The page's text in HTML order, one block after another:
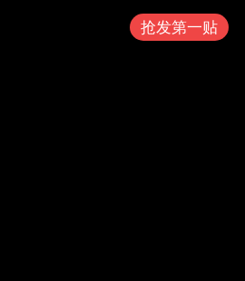
抢发第一贴